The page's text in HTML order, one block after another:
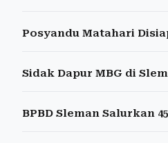
Posyandu Matahari
Sidak Dapur MBG di
BPBD Sleman Salurkan